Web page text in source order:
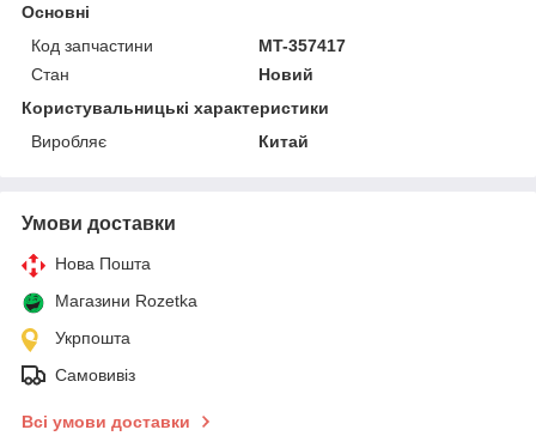
Основні
Код запчастини
MT-357417
Стан
Новий
Користувальницькі характеристики
Виробляє
Китай
Умови доставки
Нова Пошта
Магазини Rozetka
Укрпошта
Самовивіз
Всі умови доставки